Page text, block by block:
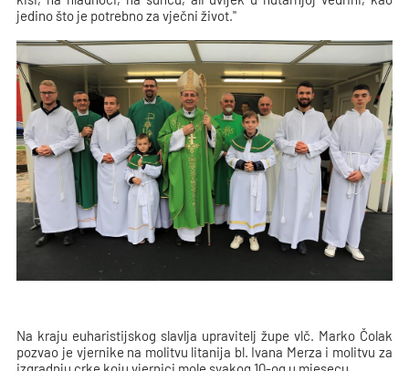
jedino što je potrebno za vječni život."
Na kraju euharistijskog slavlja upravitelj župe vlč. Marko Čolak
pozvao je vjernike na molitvu litanija bl. Ivana Merza i molitvu za